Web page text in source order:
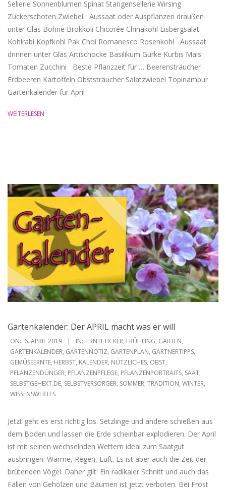
Sellerie Sonnenblumen Spinat Stangensellerie Wirsing
Zuckerschoten Zwiebel Aussaat oder Auspflanzen draußen
unter Glas Bohne Brokkoli Chicorée Chinakohl Eisbergsalat
Kohlrabi Kopfkohl Pak Choi Romanesco Rosenkohl Aussaat
drinnen unter Glas Artischocke Basilikum Gurke Kürbis Mais
Tomaten Zucchini Beste Pflanzzeit für … Beerensträucher
Erdbeeren Kartoffeln Obststräucher Salatzwiebel Topinambur
Gartenkalender für April
WEITERLESEN
Gartenkalender: Der APRIL macht was er will
2019-
04-
06
ON: 6. APRIL 2019 IN: ERNTETICKER, FRÜHLING, GARTEN,
GARTENKALENDER, GARTENNOTIZ, GARTENPLAN, GÄRTNERTIPPS,
GEMÜSEERNTE, HERBST, KALENDER, NÜTZLICHES, OBST,
PFLANZENDÜNGER, PFLANZENPFLEGE, PFLANZENPORTRAITS, SAAT,
SELBSTGEHEXT.DE, SELBSTVERSORGER, SOMMER, TRADITION, WINTER,
WISSENSWERTES
Jetzt geht es erst richtig los. Setzlinge und andere schießen aus
dem Boden und lassen die Erde scheinbar explodieren. Der April
ist mit seinen wechselnden Wettern ideal zum Saatgut
ausbringen: Wärme, Regen, Luft. Es ist aber auch die Zeit der
brütenden Vögel. Daher gilt: Ein radikaler Schnitt und auch das
Fällen von Gehölzen und Bäumen ist jetzt verboten. Bei Frost